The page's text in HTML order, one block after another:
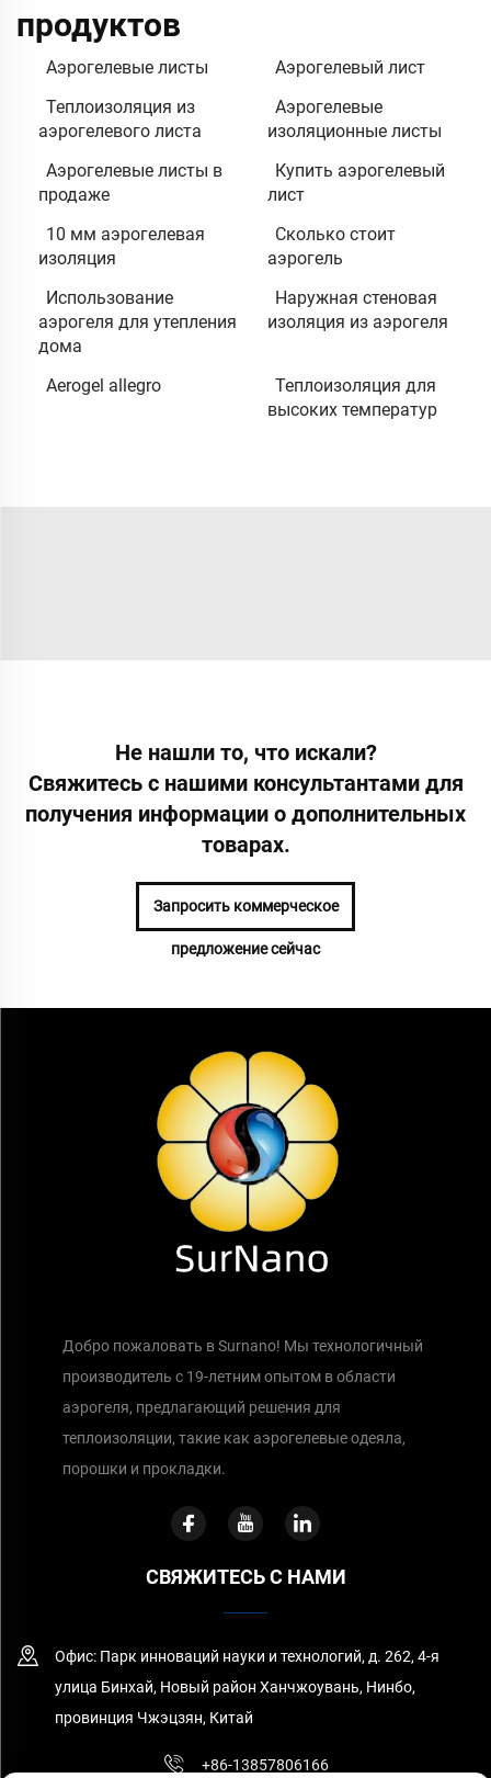
продуктов
Аэрогелевые листы
Аэрогелевый лист
Теплоизоляция из
аэрогелевого листа
Аэрогелевые
изоляционные листы
Аэрогелевые листы в
продаже
Купить аэрогелевый
лист
10 мм аэрогелевая
изоляция
Сколько стоит
аэрогель
Использование
аэрогеля для утепления
дома
Наружная стеновая
изоляция из аэрогеля
Aerogel allegro
Теплоизоляция для
высоких температур
Не нашли то, что искали?
Свяжитесь с нашими консультантами для
получения информации о дополнительных
товарах.
Запросить коммерческое
предложение сейчас
Добро пожаловать в Surnano! Мы технологичный
производитель с 19-летним опытом в области
аэрогеля, предлагающий решения для
теплоизоляции, такие как аэрогелевые одеяла,
порошки и прокладки.
СВЯЖИТЕСЬ С НАМИ
Офис: Парк инноваций науки и технологий, д. 262, 4-я
улица Бинхай, Новый район Ханчжоувань, Нинбо,
провинция Чжэцзян, Китай
+86-13857806166